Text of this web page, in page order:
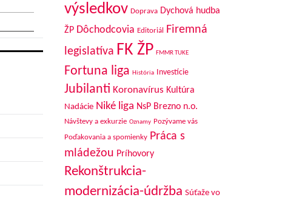
výsledkov Doprava Dychová hudba
ŽP Dôchodcovia Editoriál
Firemná
legislatíva FK ŽP FMMR TUKE
Fortuna liga História Investície
Jubilanti Koronavírus Kultúra
Nadácie Niké liga NsP Brezno n.o.
Návštevy a exkurzie Oznamy Pozývame vás
Poďakovania a spomienky Práca s
mládežou Príhovory
Rekonštrukcia-
modernizácia-údržba Súťaže vo